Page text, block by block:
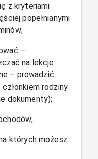
z kryteriami
popełnianymi
–
na lekcje
– prowadzić
rodziny
dokumenty);
których możesz